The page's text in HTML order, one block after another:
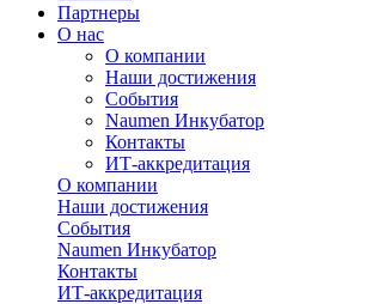
Партнеры
О нас
О компании
Наши достижения
События
Naumen Инкубатор
Контакты
ИТ-аккредитация
О компании
Наши достижения
События
Naumen Инкубатор
Контакты
ИТ-аккредитация